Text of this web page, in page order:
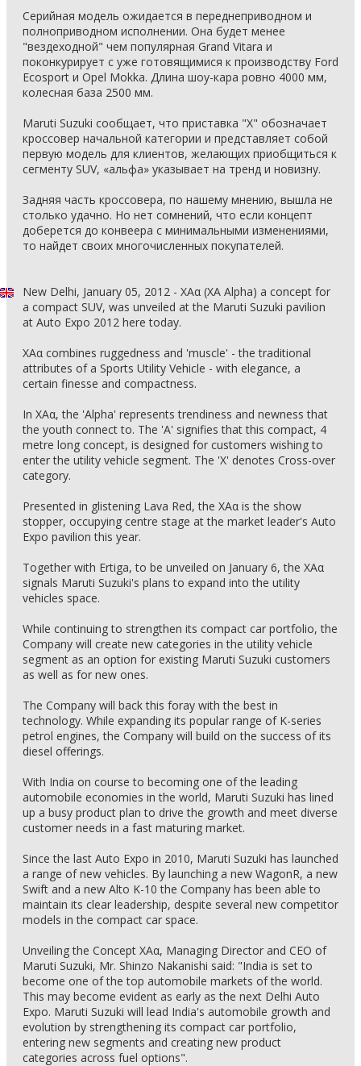
Серийная модель ожидается в переднеприводном и
полноприводном исполнении. Она будет менее
"вездеходной" чем популярная Grand Vitara и
поконкурирует с уже готовящимися к производству Ford
Ecosport и Opel Mokka. Длина шоу-кара ровно 4000 мм,
колесная база 2500 мм.
Maruti Suzuki сообщает, что приставка "X" обозначает
кроссовер начальной категории и представляет собой
первую модель для клиентов, желающих приобщиться к
сегменту SUV, «альфа» указывает на тренд и новизну.
Задняя часть кроссовера, по нашему мнению, вышла не
столько удачно. Но нет сомнений, что если концепт
доберется до конвеера с минимальными изменениями,
то найдет своих многочисленных покупателей.
New Delhi, January 05, 2012 - XAα (XA Alpha) a concept for
a compact SUV, was unveiled at the Maruti Suzuki pavilion
at Auto Expo 2012 here today.
XAα combines ruggedness and 'muscle' - the traditional
attributes of a Sports Utility Vehicle - with elegance, a
certain finesse and compactness.
In XAα, the 'Alpha' represents trendiness and newness that
the youth connect to. The 'A' signifies that this compact, 4
metre long concept, is designed for customers wishing to
enter the utility vehicle segment. The 'X' denotes Cross-over
category.
Presented in glistening Lava Red, the XAα is the show
stopper, occupying centre stage at the market leader's Auto
Expo pavilion this year.
Together with Ertiga, to be unveiled on January 6, the XAα
signals Maruti Suzuki's plans to expand into the utility
vehicles space.
While continuing to strengthen its compact car portfolio, the
Company will create new categories in the utility vehicle
segment as an option for existing Maruti Suzuki customers
as well as for new ones.
The Company will back this foray with the best in
technology. While expanding its popular range of K-series
petrol engines, the Company will build on the success of its
diesel offerings.
With India on course to becoming one of the leading
automobile economies in the world, Maruti Suzuki has lined
up a busy product plan to drive the growth and meet diverse
customer needs in a fast maturing market.
Since the last Auto Expo in 2010, Maruti Suzuki has launched
a range of new vehicles. By launching a new WagonR, a new
Swift and a new Alto K-10 the Company has been able to
maintain its clear leadership, despite several new competitor
models in the compact car space.
Unveiling the Concept XAα, Managing Director and CEO of
Maruti Suzuki, Mr. Shinzo Nakanishi said: "India is set to
become one of the top automobile markets of the world.
This may become evident as early as the next Delhi Auto
Expo. Maruti Suzuki will lead India's automobile growth and
evolution by strengthening its compact car portfolio,
entering new segments and creating new product
categories across fuel options".